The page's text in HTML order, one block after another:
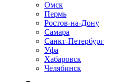
Омск
Пермь
Ростов-на-Дону
Самара
Санкт-Петербург
Уфа
Хабаровск
Челябинск